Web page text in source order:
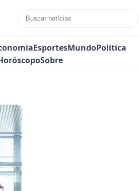
EsportesMundoPolitica
Sobre